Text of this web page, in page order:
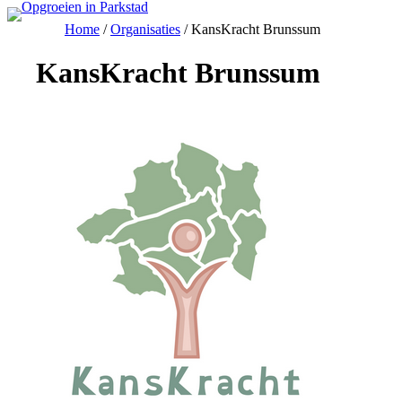
Ga
inhoud
Home /Organisaties /KansKracht Brunssum
KansKracht Brunssum